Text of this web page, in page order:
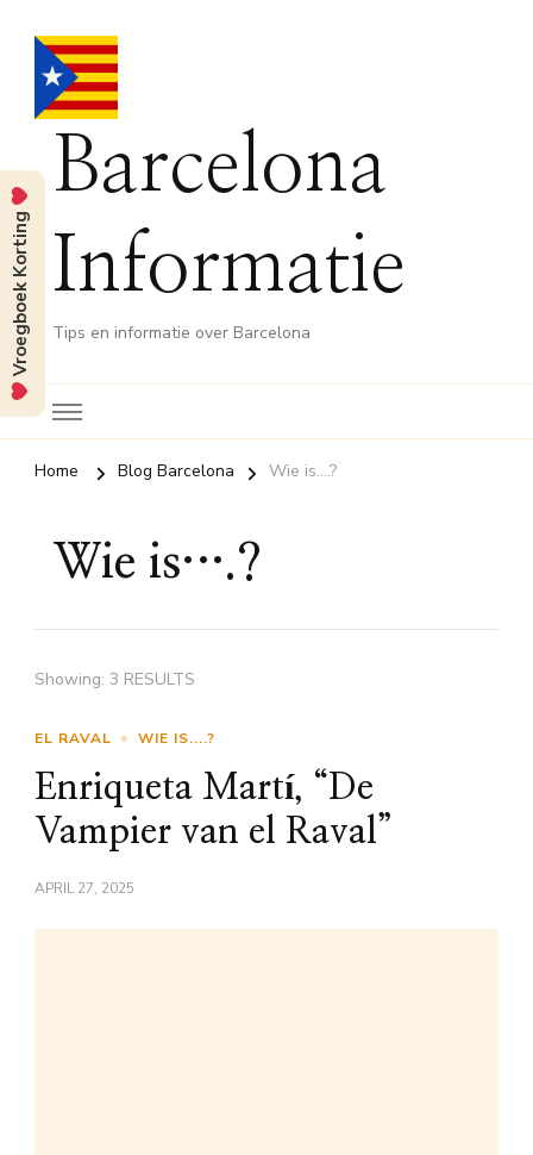
Barcelona
Informatie
Tips en informatie over Barcelona
Home Blog Barcelona Wie is….?
Wie is….?
Showing: 3 RESULTS
EL RAVAL WIE IS....?
Enriqueta Martí, “De
Vampier van el Raval”
APRIL 27, 2025
Vroegboek Korting